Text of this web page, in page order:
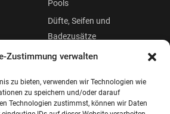
Zustimmung verwalten
zu bieten, verwenden wir Technologien wie
zu speichern und/oder darauf
Technologien zustimmst, können wir Daten
Pools
Düfte, Seifen und
Badezusätze
Beauty